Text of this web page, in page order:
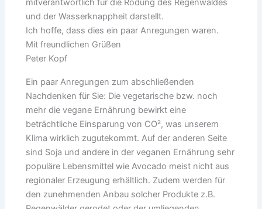
mitverantwortlich für die Rodung des Regenwaldes
und der Wasserknappheit darstellt.
Ich hoffe, dass dies ein paar Anregungen waren.
Mit freundlichen Grüßen
Peter Kopf
Ein paar Anregungen zum abschließenden
Nachdenken für Sie: Die vegetarische bzw. noch
mehr die vegane Ernährung bewirkt eine
beträchtliche Einsparung von CO², was unserem
Klima wirklich zugutekommt. Auf der anderen Seite
sind Soja und andere in der veganen Ernährung sehr
populäre Lebensmittel wie Avocado meist nicht aus
regionaler Erzeugung erhältlich. Zudem werden für
den zunehmenden Anbau solcher Produkte z.B.